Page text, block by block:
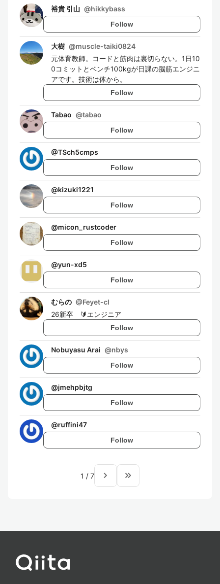
裕貴 引山 @hikkybass
Follow
大樹 @muscle-taiki0824
元体育教師。コードと筋肉は裏切らない。1日10
0コミットとベンチ100kgが日課の脳筋エンジニ
アです。技術は体から。
Follow
Tabao @tabao
Follow
@TSch5cmps
Follow
@kizuki1221
Follow
@micon_rustcoder
Follow
@yun-xd5
Follow
むらの @Feyet-cl
26新卒 🔰エンジニア
Follow
Nobuyasu Arai @nbys
Follow
@jmehpbjtg
Follow
@ruffini47
Follow
1 / 7 navigate_next keyboard_double_arrow_right